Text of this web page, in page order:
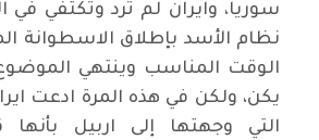
سوريا، وايران لم ترد وتكتفي
نظام الأسد بإطلاق الاسطوانة
الوقت المناسب وينتهي
يكن، ولكن في هذه المرة ادعت
التي وجهتها إلى اربيل